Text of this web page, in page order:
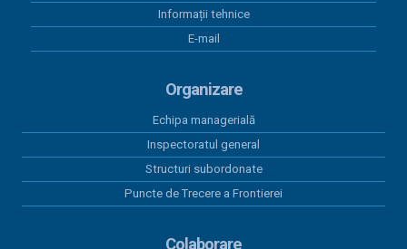
12 iunie 2026
Plăți 12.06.2026
Informații tehnice
E-mail
Organizare
Echipa managerială
Inspectoratul general
Structuri subordonate
Puncte de Trecere a Frontierei
Colaborare